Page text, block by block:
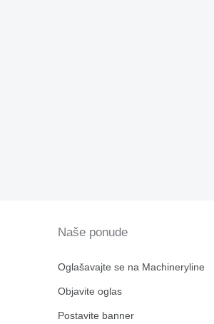
Naše ponude
Oglašavajte se na Machineryline
Objavite oglas
Postavite banner